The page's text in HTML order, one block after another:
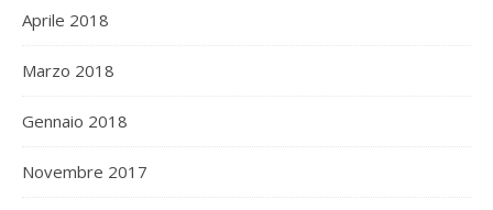
Aprile 2018
Marzo 2018
Gennaio 2018
Novembre 2017